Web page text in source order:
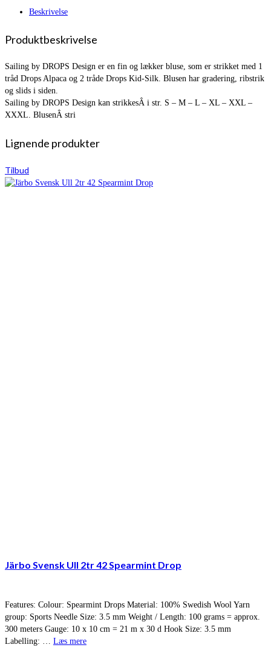
Beskrivelse
Produktbeskrivelse
Sailing by DROPS Design er en fin og lækker bluse, som er strikket med 1
tråd Drops Alpaca og 2 tråde Drops Kid-Silk. Blusen har gradering, ribstrik
og slids i siden.
Sailing by DROPS Design kan strikkesÂ i str. S – M – L – XL – XXL –
XXXL. BlusenÂ stri
Lignende produkter
Tilbud
Järbo Svensk Ull 2tr 42 Spearmint Drop
Features: Colour: Spearmint Drops Material: 100% Swedish Wool Yarn
group: Sports Needle Size: 3.5 mm Weight / Length: 100 grams = approx.
300 meters Gauge: 10 x 10 cm = 21 m x 30 d Hook Size: 3.5 mm
Labelling: … Læs mere